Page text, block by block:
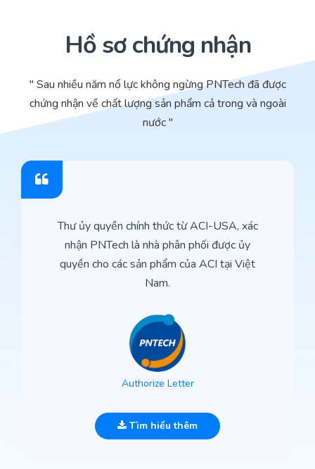
Hồ sơ chứng nhận
" Sau nhiều năm nổ lực không ngừng PNTech đã được
chứng nhận về chất lượng sản phẩm cả trong và ngoài
nước "
Thư ủy quyền chính thức từ ACI-USA, xác
nhận PNTech là nhà phân phối được ủy
quyền cho các sản phẩm của ACI tại Việt
Nam.
Authorize Letter
Tìm hiểu thêm